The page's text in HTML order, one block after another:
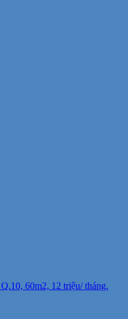
60m2, 12 triệu/ tháng.